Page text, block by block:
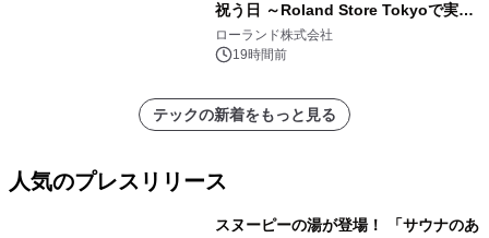
祝う日 ～Roland Store Tokyoで実機
を展示しての 記念キャンペーンを開
催 英国ラジオ「NTS」の 特別プログ
アーティストを フィーチャーしたアニ
メーションを公開～
ローランド株式会社
19時間前
テックの新着をもっと見る
人気のプレスリリース
スヌーピーの湯が登場！ 「サウナのあ